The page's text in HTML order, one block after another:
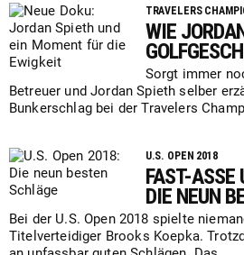
TRAVELERS
WIE
Sorgt immer
Betreuer und Jordan Spieth selber
Bunkerschlag bei der Travelers
U.S. OPEN 2018
FAST-ASSE
DIE NEUN
Bei der U.S. Open 2018 spielte
Titelverteidiger Brooks Koepka.